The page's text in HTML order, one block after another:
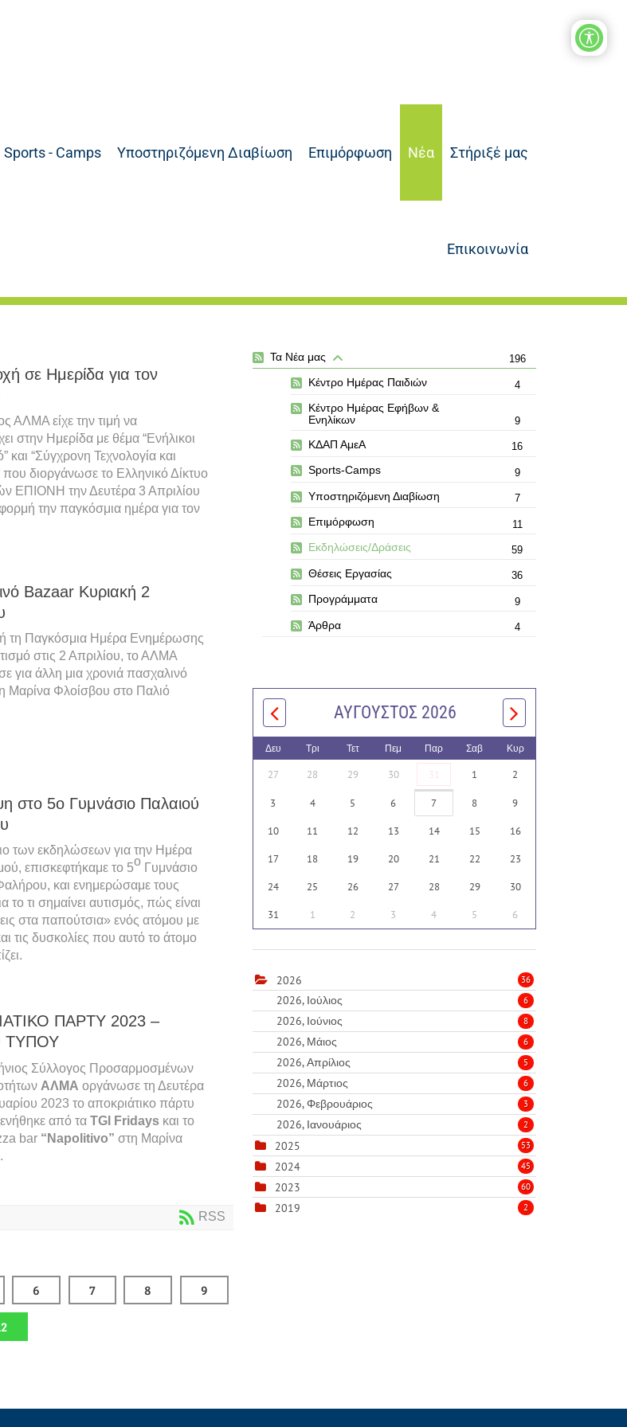
Sports - Camps Υποστηριζόμενη Διαβίωση Επιμόρφωση Νέα Στήριξέ μας
Επικοινωνία
σε Ημερίδα για τον
ΑΛΜΑ είχε την τιμή να
στην Ημερίδα με θέμα “Ενήλικοι
και “Σύγχρονη Τεχνολογία και
που διοργάνωσε το Ελληνικό Δίκτυο
ΕΠΙΟΝΗ την Δευτέρα 3 Απριλίου
την παγκόσμια ημέρα για τον
Bazaar Κυριακή 2
τη Παγκόσμια Ημέρα Ενημέρωσης
στις 2 Απριλίου, το ΑΛΜΑ
για άλλη μια χρονιά πασχαλινό
Μαρίνα Φλοίσβου στο Παλιό
στο 5ο Γυμνάσιο Παλαιού
των εκδηλώσεων για την Ημέρα
επισκεφτήκαμε το 5ο Γυμνάσιο
και ενημερώσαμε τους
το τι σημαίνει αυτισμός, πώς είναι
στα παπούτσια» ενός ατόμου με
τις δυσκολίες που αυτό το άτομο
ΠΑΡΤΥ 2023 –
ΤΥΠΟΥ
Σύλλογος Προσαρμοσμένων
ΑΛΜΑ οργάνωσε τη Δευτέρα
2023 το αποκριάτικο πάρτυ
από τα TGI Fridays και το
bar “ Napolitivo” στη Μαρίνα
RSS
6 7 8 9
Τα Νέα μας 196
Κέντρο Ημέρας Παιδιών 4
Κέντρο Ημέρας Εφήβων &
Ενηλίκων
9
ΚΔΑΠ ΑμεΑ 16
Sports-Camps 9
Υποστηριζόμενη Διαβίωση 7
Επιμόρφωση 11
Εκδηλώσεις/Δράσεις 59
Θέσεις Εργασίας 36
Προγράμματα 9
Άρθρα 4
ΑΎΓΟΥΣΤΟΣ 2026
Δευ Τρι Τετ Πεμ Παρ Σαβ Κυρ
27 28 29 30 31 1 2
3 4 5 6 7 8 9
10 11 12 13 14 15 16
17 18 19 20 21 22 23
24 25 26 27 28 29 30
31 1 2 3 4 5 6
2026 36
2026, Ιούλιος 6
2026, Ιούνιος 8
2026, Μάιος 6
2026, Απρίλιος 5
2026, Μάρτιος 6
2026, Φεβρουάριος 3
2026, Ιανουάριος 2
2025 53
2024 45
2023 60
2019 2